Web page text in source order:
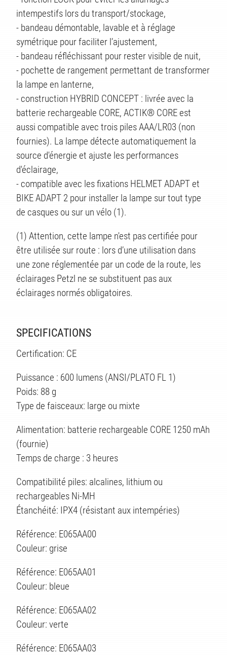
intempestifs lors du transport/stockage,
- bandeau démontable, lavable et à réglage
symétrique pour faciliter l’ajustement,
- bandeau réfléchissant pour rester visible de nuit,
- pochette de rangement permettant de transformer
la lampe en lanterne,
- construction HYBRID CONCEPT : livrée avec la
batterie rechargeable CORE, ACTIK® CORE est
aussi compatible avec trois piles AAA/LR03 (non
fournies). La lampe détecte automatiquement la
source d'énergie et ajuste les performances
d'éclairage,
- compatible avec les fixations HELMET ADAPT et
BIKE ADAPT 2 pour installer la lampe sur tout type
de casques ou sur un vélo (1).
(1) Attention, cette lampe n'est pas certifiée pour
être utilisée sur route : lors d’une utilisation dans
une zone réglementée par un code de la route, les
éclairages Petzl ne se substituent pas aux
éclairages normés obligatoires.
SPECIFICATIONS
Certification: CE
Puissance : 600 lumens (ANSI/PLATO FL 1)
Poids: 88 g
Type de faisceaux: large ou mixte
Alimentation: batterie rechargeable CORE 1250 mAh
(fournie)
Temps de charge : 3 heures
Compatibilité piles: alcalines, lithium ou
rechargeables Ni-MH
Étanchéité: IPX4 (résistant aux intempéries)
Référence: E065AA00
Couleur: grise
Référence: E065AA01
Couleur: bleue
Référence: E065AA02
Couleur: verte
Référence: E065AA03